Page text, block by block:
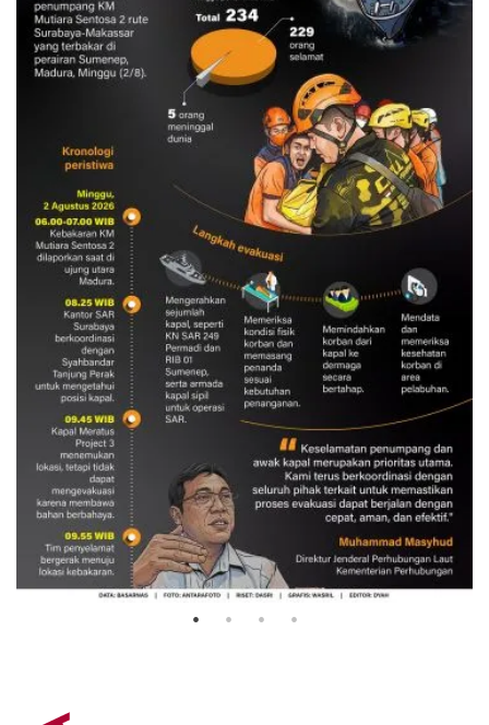
Evakuasi korban kebakaran KM
Mutiara Sentosa 2
3 Agustus 2026